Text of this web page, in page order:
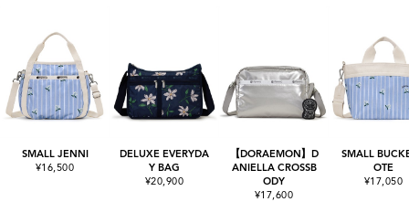
SMALL JENNI
¥16,500
DELUXE EVERYDA
Y BAG
¥20,900
【DORAEMON】D
ANIELLA CROSSB
ODY
¥17,600
SMALL
OTE
¥17,050